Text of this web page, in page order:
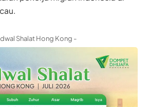
Shalat Hong Kong -